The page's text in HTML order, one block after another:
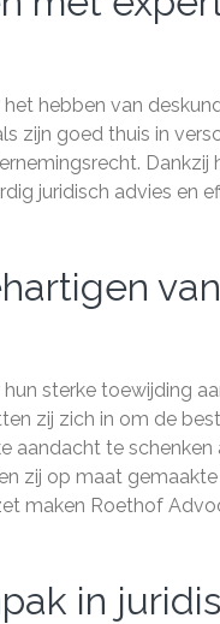
hebben van
zijn goed thuis in
Dankzij
juridisch advies en
sterke toewijding
zij zich in om de
aandacht te
zij op maat
maken Roethof
in